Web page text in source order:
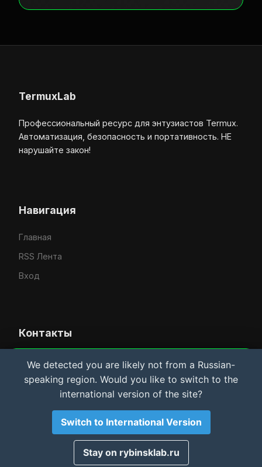
We detected you are likely not from a Russian-
speaking region. Would you like to switch to the
international version of the site?
Switch to International Version
Stay on rybinsklab.ru
TermuxLab
Профессиональный ресурс для энтузиастов Termux.
Автоматизация, безопасность и портативность. НЕ
нарушайте закон!
Навигация
Главная
RSS Лента
Вход
Контакты
Усачёв Денис Евгеньевич
IT-услуги в Рыбинске
© 2026 РыбинскЛаб. Все права защищены.
Важная информация и Cookie
Мы используем файлы cookie для аналитики.
Материалы сайта носятисключительно
ответственности за возможный ущерб оборудованию
или ПО. Используя сайт, вы соглашаетесь с этими
условиями.
Принято